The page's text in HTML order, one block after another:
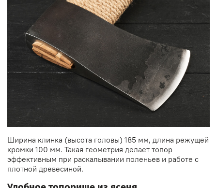
Ширина клинка (высота головы) 185 мм, длина режущей
кромки 100 мм. Такая геометрия делает топор
эффективным при раскалывании поленьев и работе с
плотной древесиной.